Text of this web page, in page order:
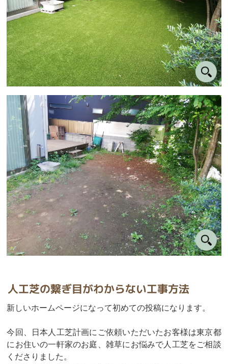
人工芝の繋ぎ目がわからない工事方法
新しいホームページになって初めての投稿になります。
今回、日本人工芝計画にご依頼いただいたお客様は東京都
にお住いの一軒家のお庭、雑草にお悩みで人工芝をご相談
くださりました。